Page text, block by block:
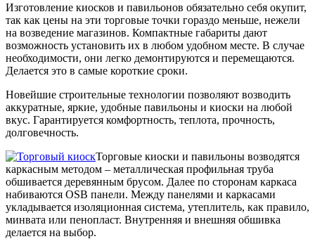
Изготовление киосков и павильонов обязательно себя окупит,
так как цены на эти торговые точки гораздо меньше, нежели
на возведение магазинов. Компактные габариты дают
возможность установить их в любом удобном месте. В случае
необходимости, они легко демонтируются и перемещаются.
Делается это в самые короткие сроки.
Новейшие строительные технологии позволяют возводить
аккуратные, яркие, удобные павильоны и киоски на любой
вкус. Гарантируется комфортность, теплота, прочность,
долговечность.
Торговые киоски и павильоны возводятся
каркасным методом – металлическая профильная труба
обшивается деревянным брусом. Далее по сторонам каркаса
набиваются OSB панели. Между панелями и каркасами
укладывается изоляционная система, утеплитель, как правило,
минвата или пенопласт. Внутренняя и внешняя обшивка
делается на выбор.